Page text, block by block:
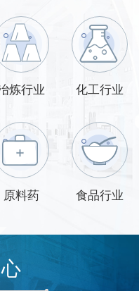
炼行业 化工行业
原料药 食品行业